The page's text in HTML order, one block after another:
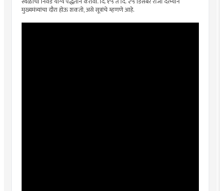
मुख्यमंत्र्यांचा दौरा होऊ शकतो, असे सूत्रांचे म्हणणे आहे.